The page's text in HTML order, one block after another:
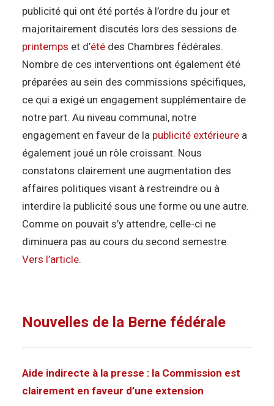
publicité qui ont été portés à l’ordre du jour et
majoritairement discutés lors des sessions de
printemps et d’été des Chambres fédérales.
Nombre de ces interventions ont également été
préparées au sein des commissions spécifiques,
ce qui a exigé un engagement supplémentaire de
notre part. Au niveau communal, notre
engagement en faveur de la publicité extérieure a
également joué un rôle croissant. Nous
constatons clairement une augmentation des
affaires politiques visant à restreindre ou à
interdire la publicité sous une forme ou une autre.
Comme on pouvait s’y attendre, celle-ci ne
diminuera pas au cours du second semestre.
Vers l’article.
Nouvelles de la Berne fédérale
Aide indirecte à la presse : la Commission est
clairement en faveur d’une extension